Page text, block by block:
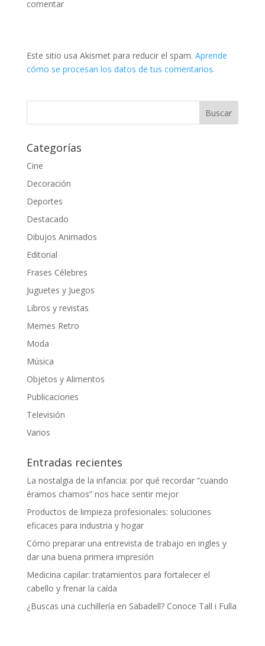
comentar
Este sitio usa Akismet para reducir el spam. Aprende
cómo se procesan los datos de tus comentarios.
Categorías
Cine
Decoración
Deportes
Destacado
Dibujos Animados
Editorial
Frases Célebres
Juguetes y Juegos
Libros y revistas
Memes Retro
Moda
Música
Objetos y Alimentos
Publicaciones
Televisión
Varios
Entradas recientes
La nostalgia de la infancia: por qué recordar “cuando
éramos chamos” nos hace sentir mejor
Productos de limpieza profesionales: soluciones
eficaces para industria y hogar
Cómo preparar una entrevista de trabajo en ingles y
dar una buena primera impresión
Medicina capilar: tratamientos para fortalecer el
cabello y frenar la caída
¿Buscas una cuchillería en Sabadell? Conoce Tall i Fulla